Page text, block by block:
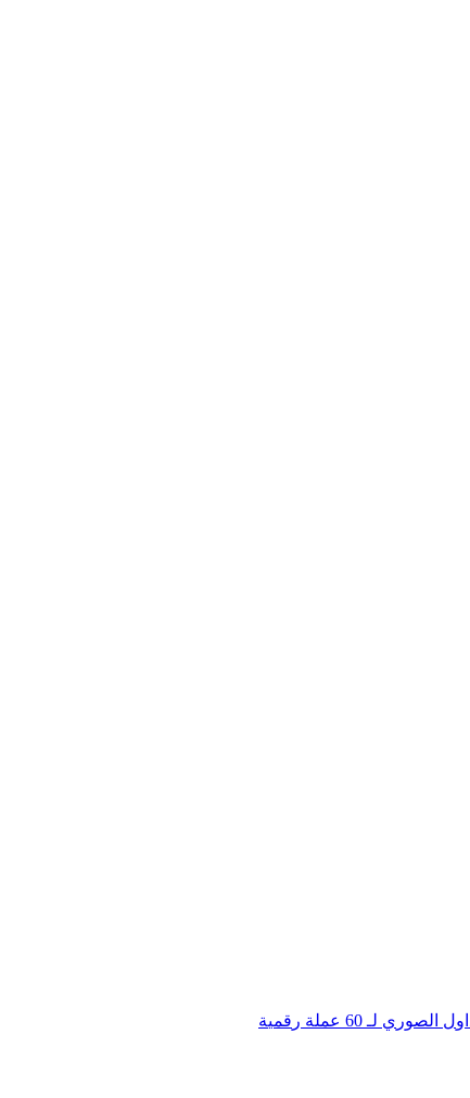
ول لصور ي لـ 60 عملة ر قمية